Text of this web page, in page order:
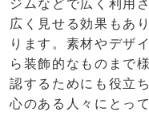
ジムなどで広く利用
広く見せる効果もあ
ります。素材やデザ
ら装飾的なものまで
認するためにも役立
心のある人々にとっ